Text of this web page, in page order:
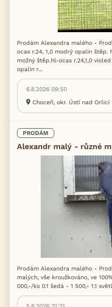
Prodám Alexandra malého -
ocas r.24, 1,0 modrý opalin štěp.
možný štěp.hl-ocas r.24,1,0
opalin r...
6.8.2026 09:50
Choceň, okr. Ústí nad Orlicí
PRODÁM
Alexandr malý - různé
Prodám Alexandra malého -
malých, vše kroužkováno, ve
000,-/ks 0.1 šedá - 1 500,- 1.1